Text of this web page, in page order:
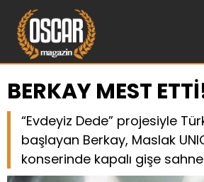
BERKAY MEST
“Evdeyiz Dede” projesiyle
başlayan Berkay, Maslak
konserinde kapalı gişe sahne